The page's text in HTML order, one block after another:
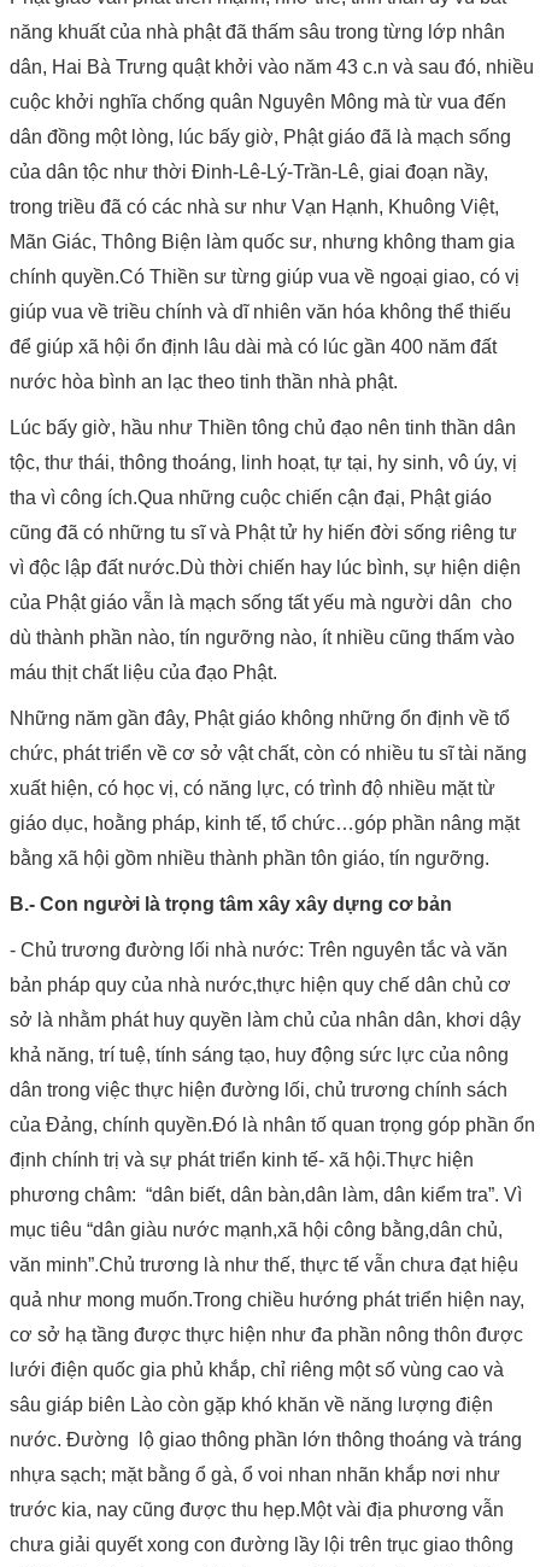
năng khuất của nhà phật đã thấm sâu trong từng lớp nhân
dân, Hai Bà Trưng quật khởi vào năm 43 c.n và sau đó, nhiều
cuộc khởi nghĩa chống quân Nguyên Mông mà từ vua đến
dân đồng một lòng, lúc bấy giờ, Phật giáo đã là mạch sống
của dân tộc như thời Đinh-Lê-Lý-Trần-Lê, giai đoạn nầy,
trong triều đã có các nhà sư như Vạn Hạnh, Khuông Việt,
Mãn Giác, Thông Biện làm quốc sư, nhưng không tham gia
chính quyền.Có Thiền sư từng giúp vua về ngoại giao, có vị
giúp vua về triều chính và dĩ nhiên văn hóa không thể thiếu
để giúp xã hội ổn định lâu dài mà có lúc gần 400 năm đất
nước hòa bình an lạc theo tinh thần nhà phật.
Lúc bấy giờ, hầu như Thiền tông chủ đạo nên tinh thần dân
tộc, thư thái, thông thoáng, linh hoạt, tự tại, hy sinh, vô úy, vị
tha vì công ích.Qua những cuộc chiến cận đại, Phật giáo
cũng đã có những tu sĩ và Phật tử hy hiến đời sống riêng tư
vì độc lập đất nước.Dù thời chiến hay lúc bình, sự hiện diện
của Phật giáo vẫn là mạch sống tất yếu mà người dân cho
dù thành phần nào, tín ngưỡng nào, ít nhiều cũng thấm vào
máu thịt chất liệu của đạo Phật.
Những năm gần đây, Phật giáo không những ổn định về tổ
chức, phát triển về cơ sở vật chất, còn có nhiều tu sĩ tài năng
xuất hiện, có học vị, có năng lực, có trình độ nhiều mặt từ
giáo dục, hoằng pháp, kinh tế, tổ chức…góp phần nâng mặt
bằng xã hội gồm nhiều thành phần tôn giáo, tín ngưỡng.
B.- Con người là trọng tâm xây xây dựng cơ bản
- Chủ trương đường lối nhà nước: Trên nguyên tắc và văn
bản pháp quy của nhà nước,thực hiện quy chế dân chủ cơ
sở là nhằm phát huy quyền làm chủ của nhân dân, khơi dậy
khả năng, trí tuệ, tính sáng tạo, huy động sức lực của nông
dân trong việc thực hiện đường lối, chủ trương chính sách
của Đảng, chính quyền.Đó là nhân tố quan trọng góp phần ổn
định chính trị và sự phát triển kinh tế- xã hội.Thực hiện
phương châm: “dân biết, dân bàn,dân làm, dân kiểm tra”. Vì
mục tiêu “dân giàu nước mạnh,xã hội công bằng,dân chủ,
văn minh”.Chủ trương là như thế, thực tế vẫn chưa đạt hiệu
quả như mong muốn.Trong chiều hướng phát triển hiện nay,
cơ sở hạ tầng được thực hiện như đa phần nông thôn được
lưới điện quốc gia phủ khắp, chỉ riêng một số vùng cao và
sâu giáp biên Lào còn gặp khó khăn về năng lượng điện
nước. Đường lộ giao thông phần lớn thông thoáng và tráng
nhựa sạch; mặt bằng ổ gà, ổ voi nhan nhãn khắp nơi như
trước kia, nay cũng được thu hẹp.Một vài địa phương vẫn
chưa giải quyết xong con đường lầy lội trên trục giao thông